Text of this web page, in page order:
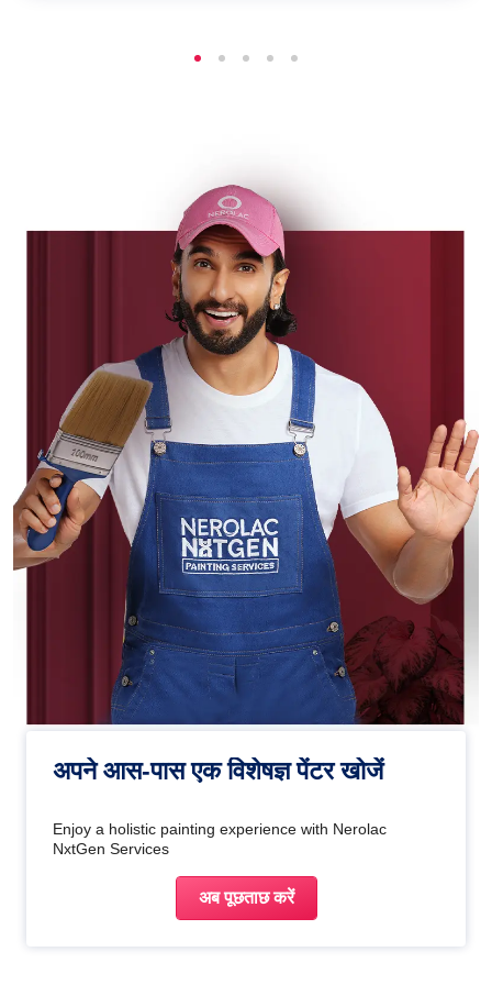
अपने आस-पास एक विशेषज्ञ पेंटर खोजें
Enjoy a holistic painting experience with Nerolac
NxtGen Services
अब पूछताछ करें